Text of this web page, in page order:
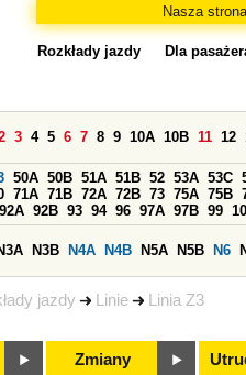
Nasza
jazdy Linie Linia Z3
Rozkłady jazdy Dla
3 4 5 6 7 8 9 10A 10B 11 12
50A 50B 51A 51B 52 53A 53C
71A 71B 72A 72B 73 75A 75B
92A 92B 93 94 96 97A 97B 99
N3B N4A N4B N5A N5B N6
Zmiany